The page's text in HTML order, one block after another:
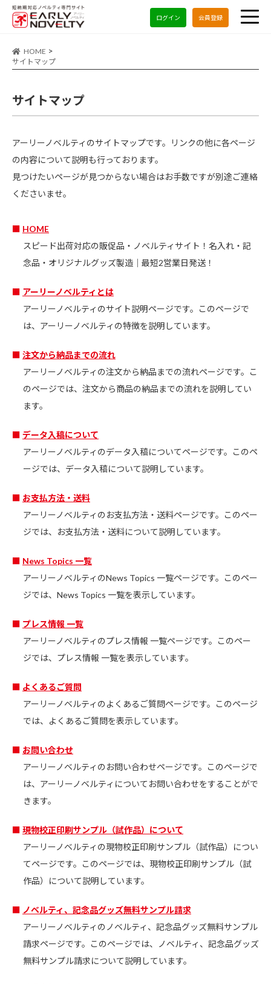
ログイン 会員登録
HOME
サイトマップ
サイトマップ
アーリーノベルティのサイトマップです。リンクの他に各ページ
の内容について説明も行っております。
見つけたいページが見つからない場合はお手数ですが別途ご連絡
くださいませ。
HOME
スピード出荷対応の販促品・ノベルティサイト！名入れ・記
念品・オリジナルグッズ製造｜最短2営業日発送！
アーリーノベルティとは
アーリーノベルティのサイト説明ページです。このページで
は、アーリーノベルティの特徴を説明しています。
注文から納品までの流れ
アーリーノベルティの注文から納品までの流れページです。こ
のページでは、注文から商品の納品までの流れを説明してい
ます。
データ入稿について
アーリーノベルティのデータ入稿についてページです。このペ
ージでは、データ入稿について説明しています。
お支払方法・送料
アーリーノベルティのお支払方法・送料ページです。このペー
ジでは、お支払方法・送料について説明しています。
News Topics 一覧
アーリーノベルティのNews Topics 一覧ページです。このペー
ジでは、News Topics 一覧を表示しています。
プレス情報 一覧
アーリーノベルティのプレス情報 一覧ページです。このペー
ジでは、プレス情報 一覧を表示しています。
よくあるご質問
アーリーノベルティのよくあるご質問ページです。このページ
では、よくあるご質問を表示しています。
お問い合わせ
アーリーノベルティのお問い合わせページです。このページで
は、アーリーノベルティについてお問い合わせをすることがで
きます。
現物校正印刷サンプル（試作品）について
アーリーノベルティの現物校正印刷サンプル（試作品）につい
てページです。このページでは、現物校正印刷サンプル（試
作品）について説明しています。
ノベルティ、記念品グッズ無料サンプル請求
アーリーノベルティのノベルティ、記念品グッズ無料サンプル
請求ページです。このページでは、ノベルティ、記念品グッズ
無料サンプル請求について説明しています。